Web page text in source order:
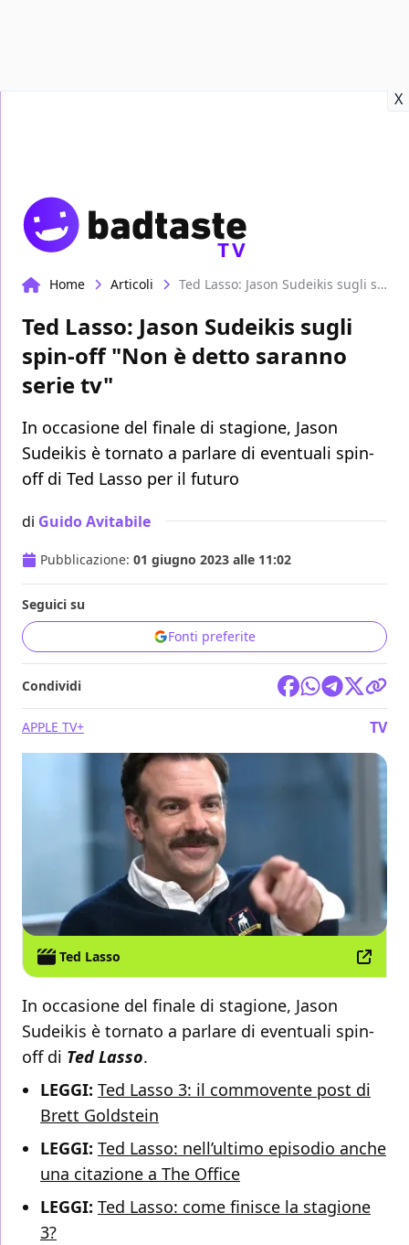
X
TV
Home Articoli Ted Lasso: Jason Sudeikis sugli spin-off "Non è detto saranno serie tv"
Ted Lasso: Jason Sudeikis sugli
spin-off "Non è detto saranno
serie tv"
In occasione del finale di stagione, Jason
Sudeikis è tornato a parlare di eventuali spin-
off di Ted Lasso per il futuro
di Guido Avitabile
Pubblicazione: 01 giugno 2023 alle 11:02
Seguici su
Fonti preferite
Condividi
APPLE TV+ TV
Ted Lasso
In occasione del finale di stagione, Jason
Sudeikis è tornato a parlare di eventuali spin-
off di Ted Lasso.
LEGGI: Ted Lasso 3: il commovente post di
Brett Goldstein
LEGGI: Ted Lasso: nell’ultimo episodio anche
una citazione a The Office
LEGGI: Ted Lasso: come finisce la stagione
3?